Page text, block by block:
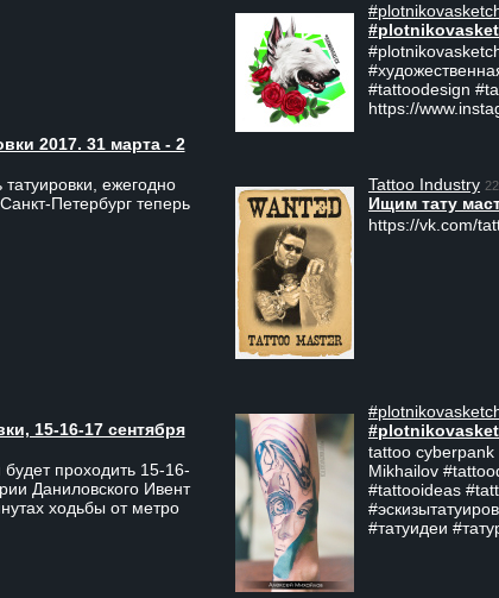
2017. 31 марта - 2
ежегодно
Петербург теперь
15-16-17 сентября
проходить 15-16-
Даниловского Ивент
ходьбы от метро
#tattoodesign
https://
Tattoo Industry
Ищим тату
https://vk.com/
tattoo cyberpank
Mikhailov
#tattooideas
#татуидеи